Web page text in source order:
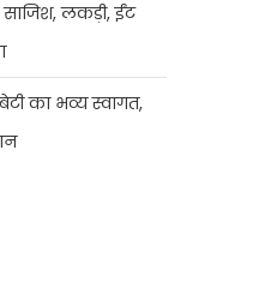
साजिश, लकड़ी, ईंट
का भव्य स्वागत,